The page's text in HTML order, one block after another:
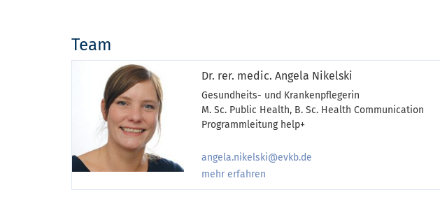
Team
Dr. rer. medic. Angela Nikelski
Gesundheits- und Krankenpflegerin
M. Sc. Public Health, B. Sc. Health Communication
Programmleitung help+
angela.nikelski@evkb.de
mehr erfahren